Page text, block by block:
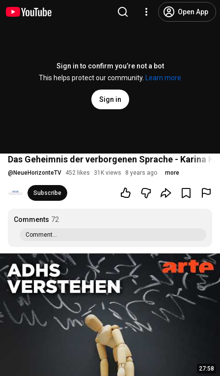
Open App
Sign in to confirm you’re not a bot
This helps protect our community.
Learn more
Sign in
Das Geheimnis der verborgenen Sprache - Karina
@ NeueHorizonteTV 452 likes 31K views 8 years ago more
Subscribe
Comments 72
Comment...
27:58